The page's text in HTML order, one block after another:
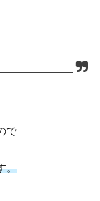
で
。